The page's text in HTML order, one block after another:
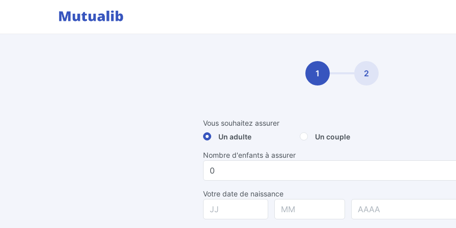
1 2
Vous souhaitez assurer
Un adulte
Un couple
Nombre d'enfants à assurer
Votre date de naissance